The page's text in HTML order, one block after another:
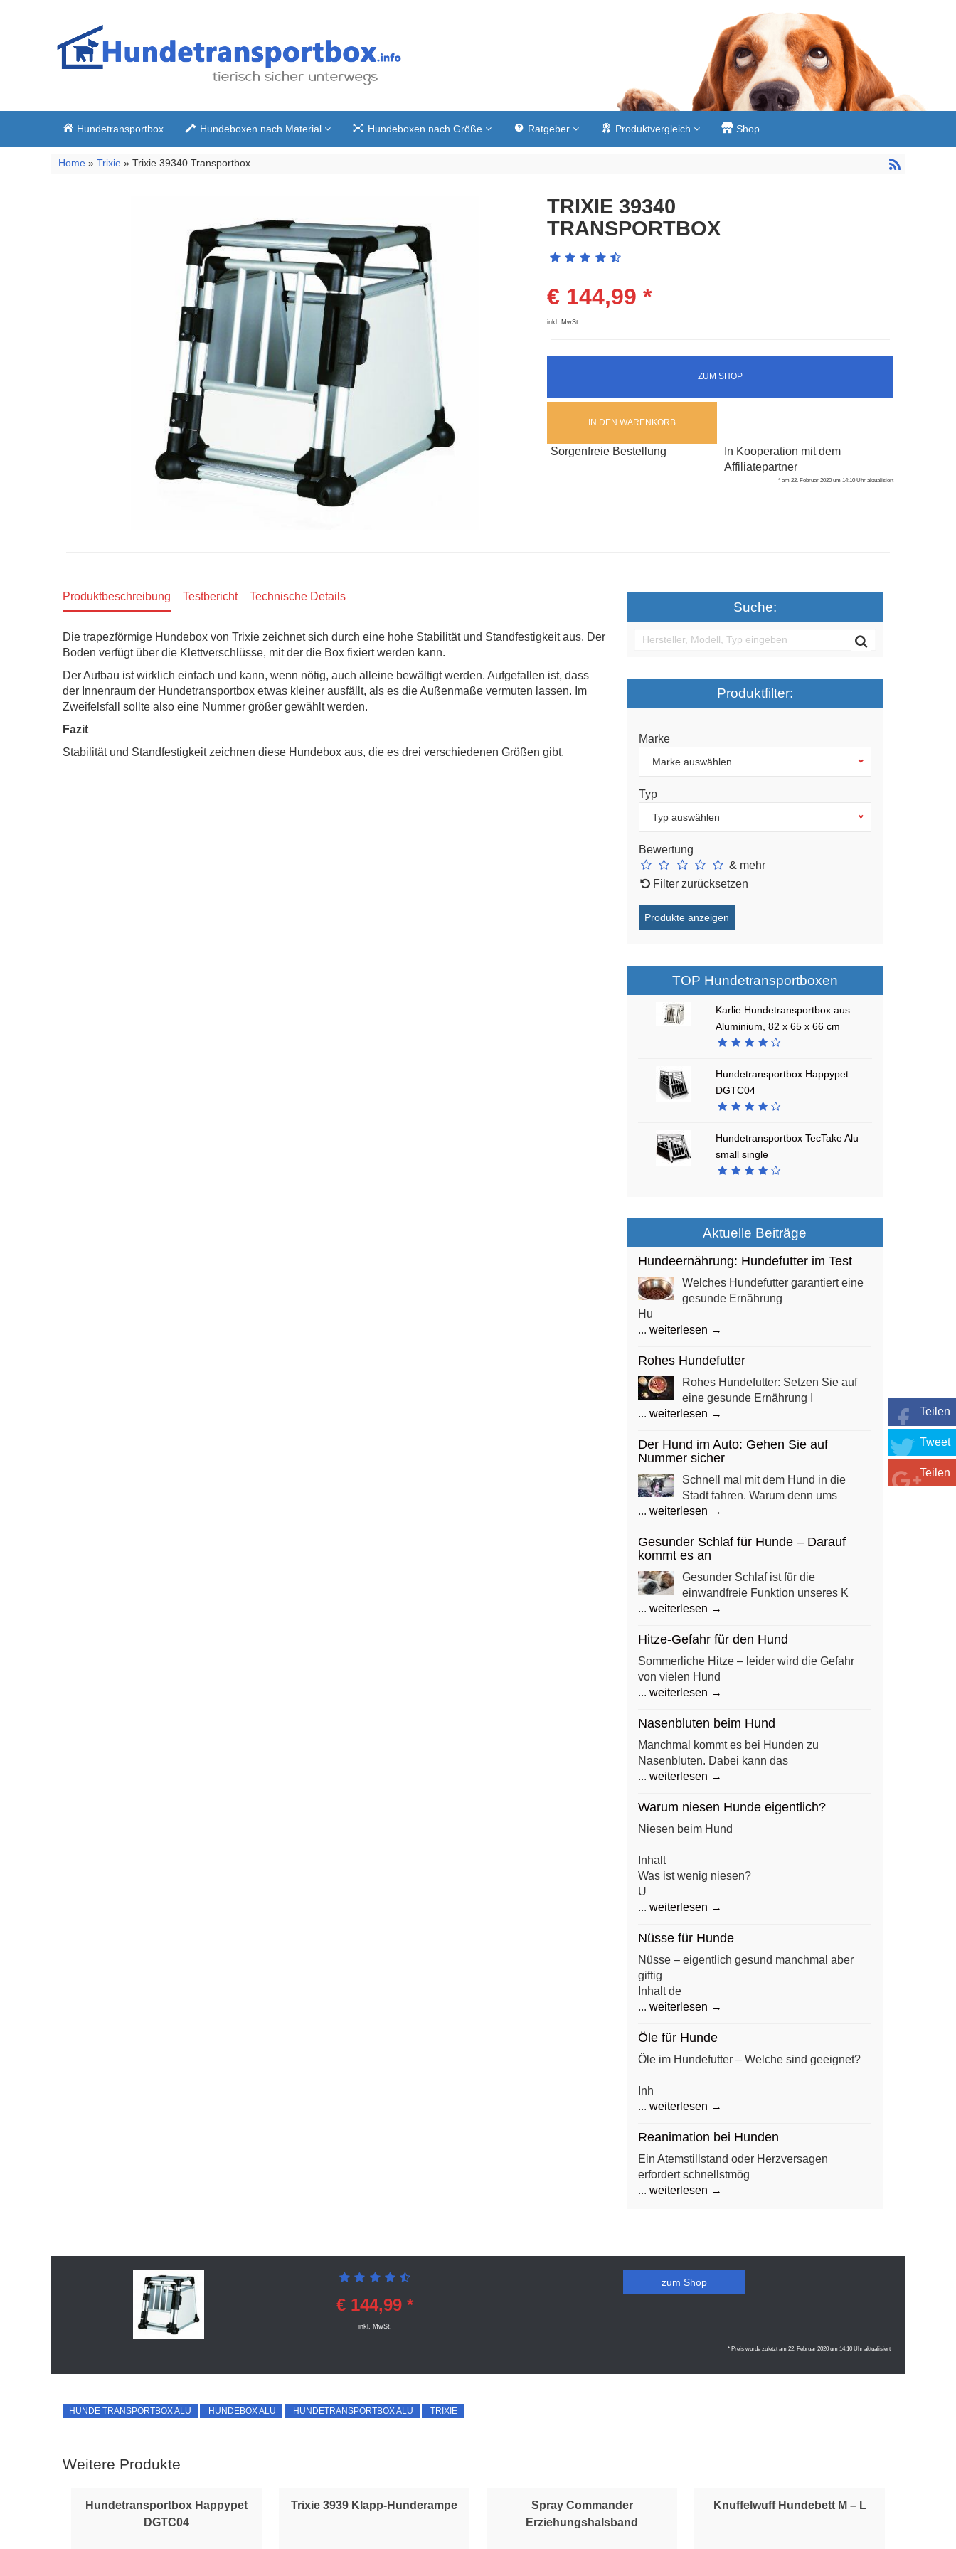
Hundetransportbox Hundeboxen nach Material Hundeboxen nach Größe Ratgeber Produktvergleich Shop
Home » Trixie » Trixie 39340 Transportbox
Teilen
Tweet
Teilen
TRIXIE 39340
TRANSPORTBOX
€ 144,99 *
inkl. MwSt.
ZUM SHOP
IN DEN WARENKORB
Sorgenfreie Bestellung
In Kooperation mit dem
Affiliatepartner
* am 22. Februar 2020 um 14:10 Uhr aktualisiert
Produktbeschreibung Testbericht Technische Details
Die trapezförmige Hundebox von Trixie zeichnet sich durch eine hohe Stabilität und Standfestigkeit aus. Der
Boden verfügt über die Klettverschlüsse, mit der die Box fixiert werden kann.
Der Aufbau ist wirklich einfach und kann, wenn nötig, auch alleine bewältigt werden. Aufgefallen ist, dass
der Innenraum der Hundetransportbox etwas kleiner ausfällt, als es die Außenmaße vermuten lassen. Im
Zweifelsfall sollte also eine Nummer größer gewählt werden.
Fazit
Stabilität und Standfestigkeit zeichnen diese Hundebox aus, die es drei verschiedenen Größen gibt.
Suche:
Produktfilter:
Marke
Marke auswählen
Typ
Typ auswählen
Bewertung
& mehr
Filter zurücksetzen
TOP Hundetransportboxen
Karlie Hundetransportbox aus
Aluminium, 82 x 65 x 66 cm
Hundetransportbox Happypet
DGTC04
Hundetransportbox TecTake Alu
small single
Aktuelle Beiträge
Hundeernährung: Hundefutter im Test
Welches Hundefutter garantiert eine
gesunde Ernährung
Hu
... weiterlesen →
Rohes Hundefutter
Rohes Hundefutter: Setzen Sie auf
eine gesunde Ernährung I
... weiterlesen →
Der Hund im Auto: Gehen Sie auf
Nummer sicher
Schnell mal mit dem Hund in die
Stadt fahren. Warum denn ums
... weiterlesen →
Gesunder Schlaf für Hunde – Darauf
kommt es an
Gesunder Schlaf ist für die
einwandfreie Funktion unseres K
... weiterlesen →
Hitze-Gefahr für den Hund
Sommerliche Hitze – leider wird die Gefahr
von vielen Hund
... weiterlesen →
Nasenbluten beim Hund
Manchmal kommt es bei Hunden zu
Nasenbluten. Dabei kann das
... weiterlesen →
Warum niesen Hunde eigentlich?
Niesen beim Hund
Inhalt
Was ist wenig niesen?
U
... weiterlesen →
Nüsse für Hunde
Nüsse – eigentlich gesund manchmal aber
giftig
Inhalt de
... weiterlesen →
Öle für Hunde
Öle im Hundefutter – Welche sind geeignet?
Inh
... weiterlesen →
Reanimation bei Hunden
Ein Atemstillstand oder Herzversagen
erfordert schnellstmög
... weiterlesen →
€ 144,99 *
inkl. MwSt.
zum Shop
* Preis wurde zuletzt am 22. Februar 2020 um 14:10 Uhr aktualisiert
HUNDE TRANSPORTBOX ALU HUNDEBOX ALU HUNDETRANSPORTBOX ALU TRIXIE
Weitere Produkte
Hundetransportbox Happypet
DGTC04
Trixie 3939 Klapp-Hunderampe
Spray Commander
Erziehungshalsband
Knuffelwuff Hundebett M – L